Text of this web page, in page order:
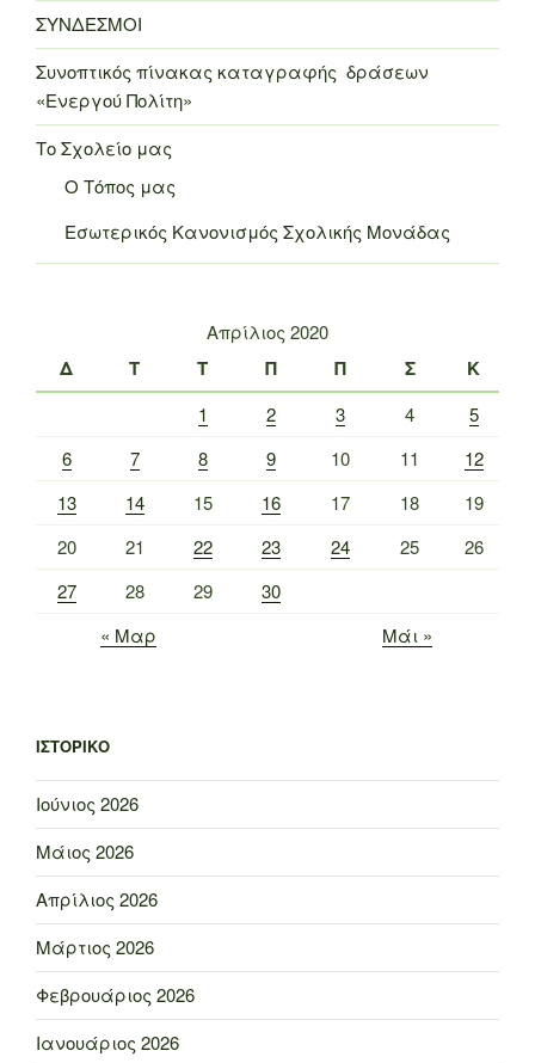
ΣΥΝΔΕΣΜΟΙ
Συνοπτικός πίνακας καταγραφής δράσεων
«Ενεργού Πολίτη»
Το Σχολείο μας
Ο Τόπος μας
Εσωτερικός Κανονισμός Σχολικής Μονάδας
Απρίλιος 2020
Δ Τ Τ Π Π Σ Κ
1 2 3 4
5
6
7 8 9 10 11
12
13
14 15 16 17 18
19
20
21 22 23 24 25
26
27
28 29
30
« Μαρ
Μάι »
ΙΣΤΟΡΙΚΌ
Ιούνιος 2026
Μάιος 2026
Απρίλιος 2026
Μάρτιος 2026
Φεβρουάριος 2026
Ιανουάριος 2026